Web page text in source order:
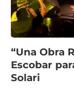
“Una Obra
Escobar
Solari